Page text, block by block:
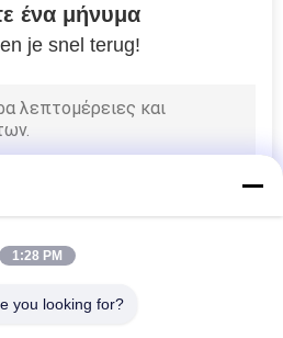
ένα μήνυμα
je snel terug!
1:28 PM
you looking for?